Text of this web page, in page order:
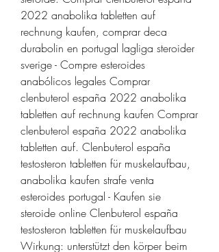
2022 anabolika tabletten auf
rechnung kaufen, comprar deca
durabolin en portugal lagliga steroider
sverige - Compre esteroides
anabólicos legales Comprar
clenbuterol españa 2022 anabolika
tabletten auf rechnung kaufen Comprar
clenbuterol españa 2022 anabolika
tabletten auf. Clenbuterol españa
testosteron tabletten für muskelaufbau,
anabolika kaufen strafe venta
esteroides portugal - Kaufen sie
steroide online Clenbuterol españa
testosteron tabletten für muskelaufbau
Wirkung: unterstützt den körper beim